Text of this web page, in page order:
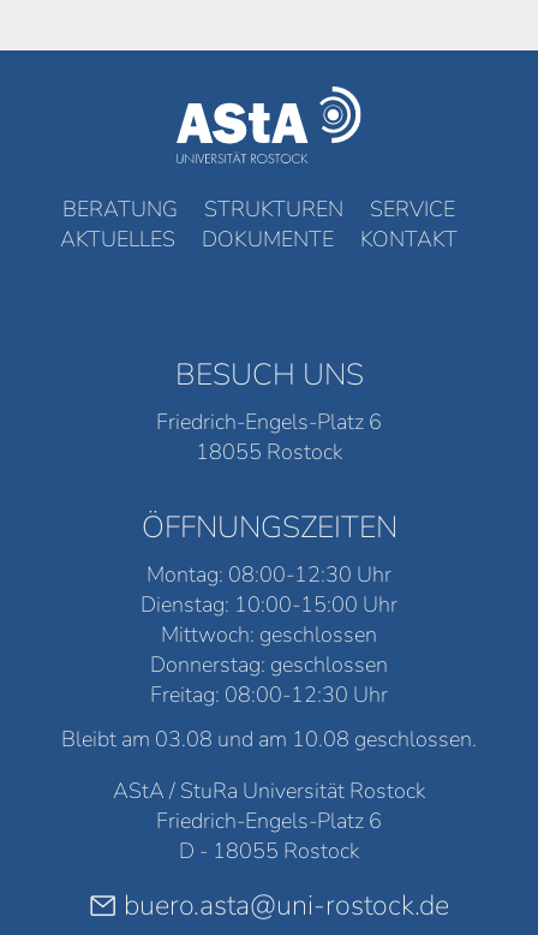
BERATUNG STRUKTUREN
SERVICE
AKTUELLES
DOKUMENTE KONTAKT
BESUCH UNS
Friedrich-Engels-Platz 6
18055 Rostock
ÖFFNUNGSZEITEN
Montag: 08:00-12:30 Uhr
Dienstag: 10:00-15:00 Uhr
Mittwoch: geschlossen
Donnerstag: geschlossen
Freitag: 08:00-12:30 Uhr
Bleibt am 03.08 und am 10.08 geschlossen.
AStA / StuRa Universität Rostock
Friedrich-Engels-Platz 6
D - 18055 Rostock
buero.asta@uni-rostock.de